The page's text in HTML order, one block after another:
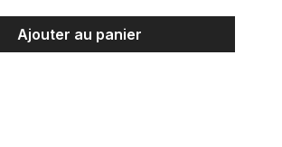
Ajouter au panier